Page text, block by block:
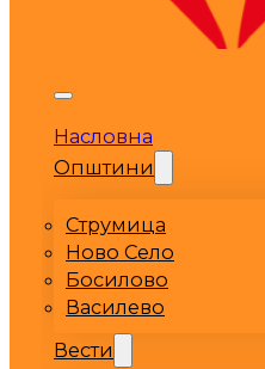
Насловна
Општини
Струмица
Ново Село
Босилово
Василево
Вести